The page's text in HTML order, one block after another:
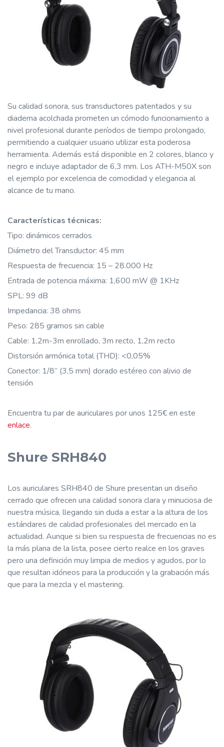
Su calidad sonora, sus transductores patentados y su
diadema acolchada prometen un cómodo funcionamiento a
nivel profesional durante períodos de tiempo prolongado,
permitiendo a cualquier usuario utilizar esta poderosa
herramienta. Además está disponible en 2 colores, blanco y
negro e incluye adaptador de 6,3 mm. Los ATH-M50X son
el ejemplo por excelencia de comodidad y elegancia al
alcance de tu mano.
Características técnicas:
Tipo: dinámicos cerrados
Diámetro del Transductor: 45 mm
Respuesta de frecuencia: 15 – 28.000 Hz
Entrada de potencia máxima: 1,600 mW @ 1KHz
SPL: 99 dB
Impedancia: 38 ohms
Peso: 285 gramos sin cable
Cable: 1,2m-3m enrollado, 3m recto, 1,2m recto
Distorsión armónica total (THD): <0,05%
Conector: 1/8” (3,5 mm) dorado estéreo con alivio de
tensión
Encuentra tu par de auriculares por unos 125€ en este
enlace.
Shure SRH840
Los auriculares SRH840 de Shure presentan un diseño
cerrado que ofrecen una calidad sonora clara y minuciosa de
nuestra música, llegando sin duda a estar a la altura de los
estándares de calidad profesionales del mercado en la
actualidad. Aunque si bien su respuesta de frecuencias no es
la más plana de la lista, posee cierto realce en los graves
pero una definición muy limpia de medios y agudos, por lo
que resultan idóneos para la producción y la grabación más
que para la mezcla y el mastering.